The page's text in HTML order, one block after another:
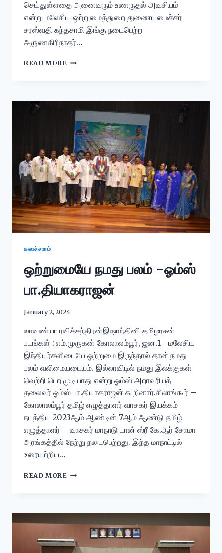
செய்துள்ளதை அனைவரும் உணருதல் அவசியம்
என்று மலேசிய ஒற்றுமைத்துறை துணையமைச்சர்
சரஸ்வதி கந்தசாமி இங்கு நடைபெற்ற
அருணகிரிநாதர்…
READ MORE
கலாச்சாரம்
ஒற்றுமையே நமது பலம் -ஓம்ஸ்
பா.தியாகராஜன்
January 2, 2024
லாவண்யா ரவிச்சந்திரன்இஷாந்தினி தமிழரசன்
படங்கள் : எம்.முருகன் கோலாலம்பூர், ஜன.1 –மலேசிய
இந்தியர்களிடையே ஒற்றுமை இருந்தால் தான் நமது
பலம் வலிமையடையும். இல்லாவிடில் நமது இலக்குகள்
வெற்றி பெற முடியாது என்று ஓம்ஸ் அறாவரியத்
தலைவர் ஓம்ஸ் பா.தியாகராஜன் கூறினார்.சிலாங்கூர் –
கோலாலம்பூர் தமிழ் எழுத்தாளர் வாசகர் இயக்கம்
நடத்திய 2023ஆம் ஆண்டின் 7ஆம் ஆண்டு தமிழ்
எழுத்தாளர் – வாசகர் மாநாடு டான் ஸ்ரீ கே.ஆர் சோமா
அரங்கத்தில் நேற்று நடைபெற்றது. இந்த மாநாட்டில்
உரையற்றிய…
READ MORE